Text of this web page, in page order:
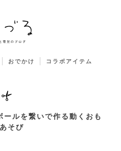
おでかけ コラボアイテム
ルを繋いで作る動くおも
そび